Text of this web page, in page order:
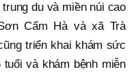
du và miền núi cao
Cẩm Hà và xã Trà
triển khai khám sức
và khám bệnh miễn